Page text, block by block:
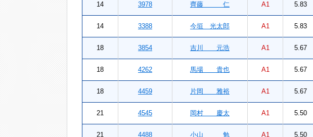
14 3978 齊藤 仁 A1 5.83
14 3388 今垣 光太郎 A1 5.83
18 3854 吉川 元浩 A1 5.67
18 4262 馬場 貴也 A1 5.67
18 4459 片岡 雅裕 A1 5.67
21 4545 岡村 慶太 A1 5.50
21 4488 小山 勉 A1 5.50